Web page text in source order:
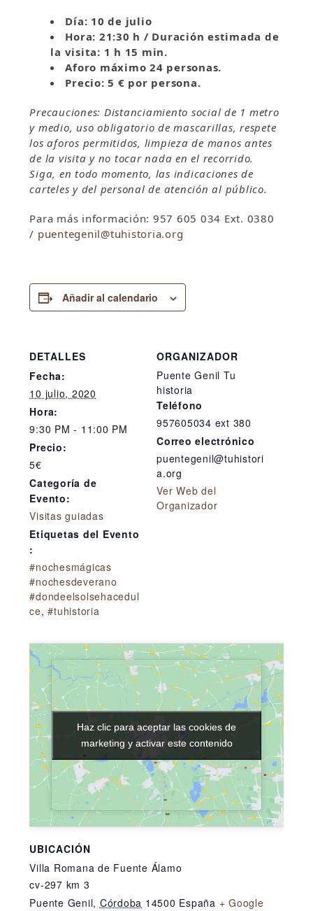
Día: 10 de julio
Hora: 21:30 h / Duración estimada de
la visita: 1 h 15 min.
Aforo máximo 24 personas.
Precio: 5 € por persona.
Precauciones: Distanciamiento social de 1 metro
y medio, uso obligatorio de mascarillas, respete
los aforos permitidos, limpieza de manos antes
de la visita y no tocar nada en el recorrido.
Siga, en todo momento, las indicaciones de
carteles y del personal de atención al público.
Para más información: 957 605 034 Ext. 0380
/ puentegenil@tuhistoria.org
Añadir al calendario
DETALLES
Fecha:
10 julio, 2020
Hora:
9:30 PM - 11:00 PM
Precio:
5€
Categoría de
Evento:
Visitas guiadas
Etiquetas del Evento
:
#nochesmágicas
#nochesdeverano
#dondeelsolsehacedul
ce,#tuhistoria
ORGANIZADOR
Puente Genil Tu
historia
Teléfono
957605034 ext 380
Correo electrónico
puentegenil@tuhistori
a.org
Ver Web del
Organizador
UBICACIÓN
Villa Romana de Fuente Álamo
cv-297 km 3
Puente Genil, Córdoba 14500 España + Google
Haz clic para aceptar las cookies de
marketing y activar este contenido
Haz clic para aceptar las cookies de
marketing y activar este contenido